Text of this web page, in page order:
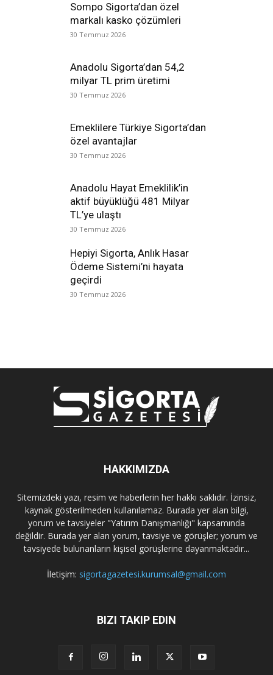
Sompo Sigorta’dan özel
markalı kasko çözümleri
30 Temmuz 2026
Anadolu Sigorta’dan 54,2
milyar TL prim üretimi
30 Temmuz 2026
Emeklilere Türkiye Sigorta’dan
özel avantajlar
30 Temmuz 2026
Anadolu Hayat Emeklilik’in
aktif büyüklüğü 481 Milyar
TL’ye ulaştı
30 Temmuz 2026
Hepiyi Sigorta, Anlık Hasar
Ödeme Sistemi’ni hayata
geçirdi
30 Temmuz 2026
HAKKIMIZDA
Sitemizdeki yazı, resim ve haberlerin her hakkı saklıdır. İzinsiz,
kaynak gösterilmeden kullanılamaz. Burada yer alan bilgi,
yorum ve tavsiyeler "Yatırım Danışmanlığı" kapsamında
değildir. Burada yer alan yorum, tavsiye ve görüşler; yorum ve
tavsiyede bulunanların kişisel görüşlerine dayanmaktadır...
İletişim: sigortagazetesi.kurumsal@gmail.com
BIZI TAKIP EDIN